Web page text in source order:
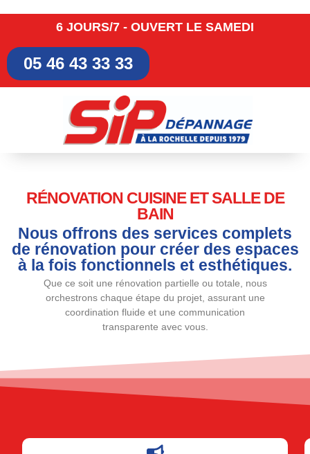
6 JOURS/7 - OUVERT LE SAMEDI
05 46 43 33 33
RÉNOVATION CUISINE ET SALLE DE
BAIN
Nous offrons des services complets
de rénovation pour créer des espaces
à la fois fonctionnels et esthétiques.
Que ce soit une rénovation partielle ou totale, nous
orchestrons chaque étape du projet, assurant une
coordination fluide et une communication
transparente avec vous.